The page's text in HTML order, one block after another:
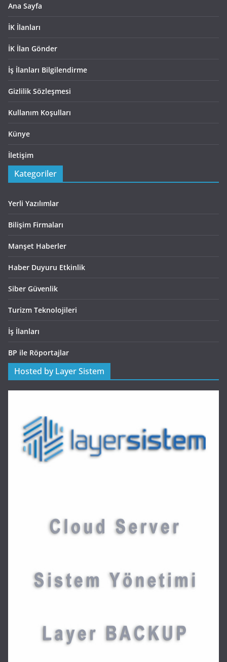
Ana Sayfa
İK İlanları
İK İlan Gönder
İş İlanları Bilgilendirme
Gizlilik Sözleşmesi
Kullanım Koşulları
Künye
İletişim
Kategoriler
Yerli Yazılımlar
Bilişim Firmaları
Manşet Haberler
Haber Duyuru Etkinlik
Siber Güvenlik
Turizm Teknolojileri
İş İlanları
BP ile Röportajlar
Hosted by Layer Sistem